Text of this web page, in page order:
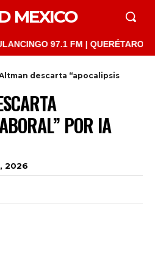
MEXICO
97.1 FM | QUERÉTARO 103.1
descarta “apocalipsis
POR IA
2026